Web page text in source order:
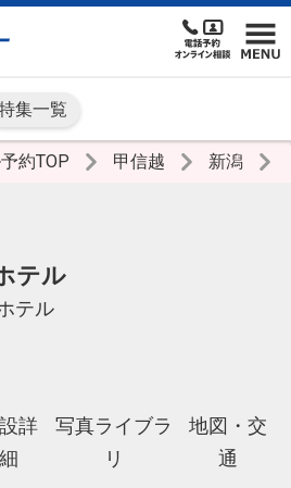
集一覧
約TOP 甲信越 新潟
テル
テル
詳
細
写真ライブラ
リ
地図・交
通